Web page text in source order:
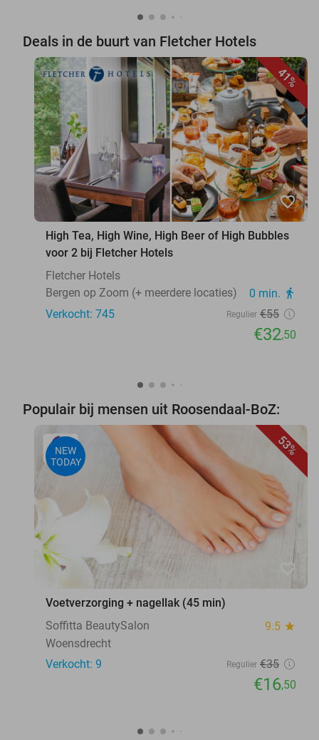
Deals in de buurt van Fletcher Hotels
41%
favorite_border
High Tea, High Wine, High Beer of High Bubbles
voor 2 bij Fletcher Hotels
Fletcher Hotels
Bergen op Zoom (+ meerdere locaties)
0 min. directions_walk
Verkocht: 745 Regulier €55
€32,50
Populair bij mensen uit Roosendaal-BoZ:
53%
NEW
TODAY
favorite_border
Voetverzorging + nagellak (45 min)
Soffitta BeautySalon
9.5 star
Woensdrecht
Verkocht: 9
Regulier €35
€16,50